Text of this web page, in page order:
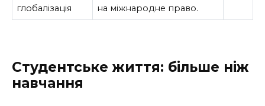
глобалізація
на міжнародне право.
Студентське життя: більше ніж
навчання